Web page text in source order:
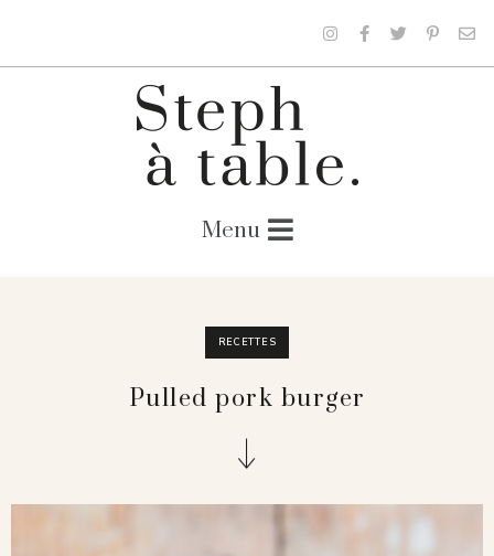
RECETTES
Pulled pork burger